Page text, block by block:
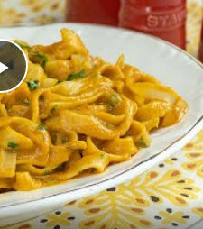
P
l
a